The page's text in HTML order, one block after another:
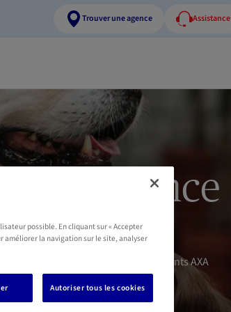
Trouver une agence Assistance
d'assurance
ci-dessous. Un de nos agents AXA
brefs délais.
possible. En cliquant sur « Accepter
améliorer la navigation sur le site, analyser
Autoriser tous les cookies